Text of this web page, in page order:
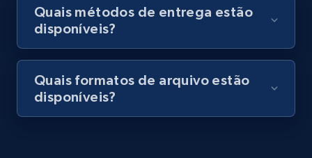
Author name, Asin, and more.
7.4K+ 870+ Comece grátis
Quais métodos de entrega estão
disponíveis?
Quais formatos de arquivo estão
disponíveis?